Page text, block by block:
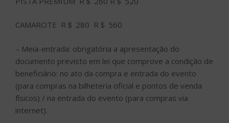
CAMAROTE R＄ 280 R＄ 560
– Meia-entrada: obrigatória a apresentação do
documento previsto em lei que comprove a condição de
beneficiário: no ato da compra e entrada do evento
(para compras na bilheteria oficial e pontos de venda
físicos) / na entrada do evento (para compras via
internet).